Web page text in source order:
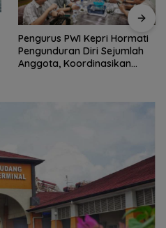
Pengurus PWI Kepri Hormati
Pengunduran Diri Sejumlah
Anggota, Koordinasikan